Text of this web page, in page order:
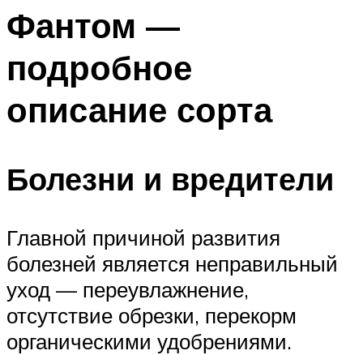
Фантом —
подробное
описание сорта
Болезни и вредители
Главной причиной развития
болезней является неправильный
уход — переувлажнение,
отсутствие обрезки, перекорм
органическими удобрениями.